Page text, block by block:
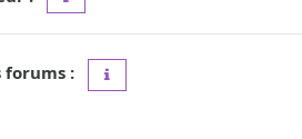
forums : Choisissez le forum ou